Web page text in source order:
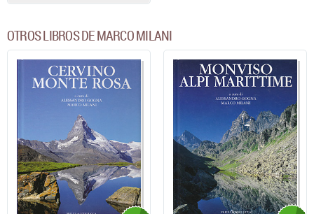
OTROS LIBROS DE MARCO MILANI